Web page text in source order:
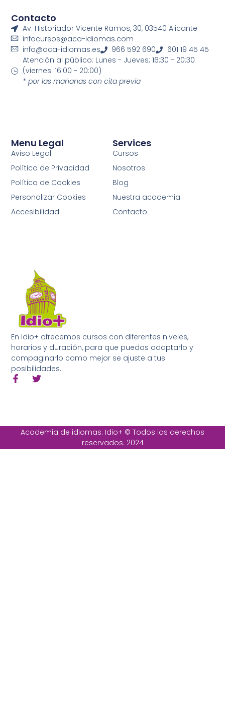
En Idio+ ofrecemos cursos con diferentes niveles,
horarios y duración, para que puedas adaptarlo y
compaginarlo como mejor se ajuste a tus
posibilidades.
Services
Cursos
Nosotros
Blog
Nuestra academia
Contacto
Menu Legal
Aviso Legal
Política de Privacidad
Política de Cookies
Personalizar Cookies
Accesibilidad
Contacto
Av. Historiador Vicente Ramos, 30, 03540 Alicante
infocursos@aca-idiomas.com
info@aca-idiomas.es
966 592 690
601 19 45 45
Atención al público: Lunes - Jueves; 16:30 - 20:30
(viernes: 16:00 - 20:00)
* por las mañanas con cita previa
Academia de idiomas. Idio+ © Todos los derechos
reservados. 2024